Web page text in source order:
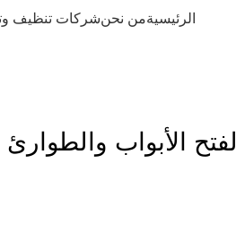
الرئيسيةمن نحنشركات تنظيف
الأبواب والطوارئ